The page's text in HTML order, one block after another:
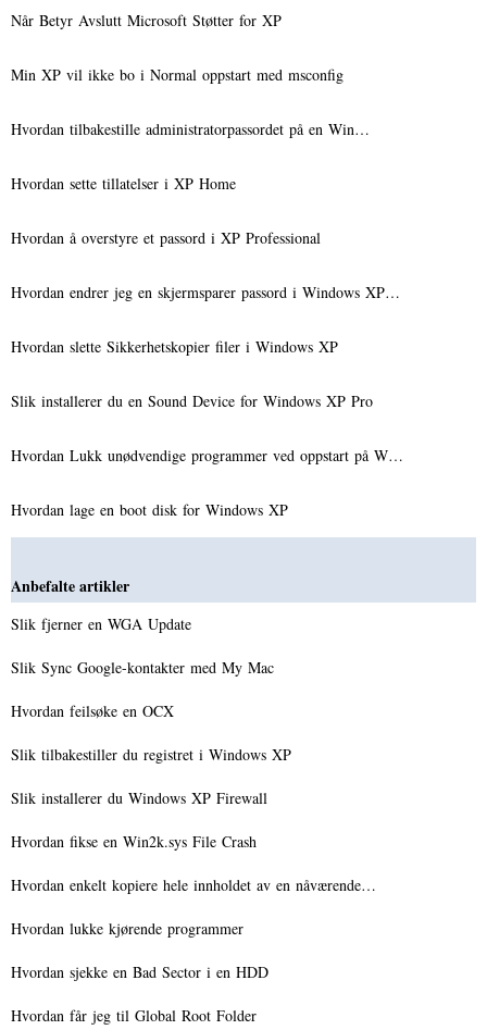
Når Betyr Avslutt Microsoft Støtter for XP
Min XP vil ikke bo i Normal oppstart med msconfig
Hvordan tilbakestille administratorpassordet på en Win…
Hvordan sette tillatelser i XP Home
Hvordan å overstyre et passord i XP Professional
Hvordan endrer jeg en skjermsparer passord i Windows XP…
Hvordan slette Sikkerhetskopier filer i Windows XP
Slik installerer du en Sound Device for Windows XP Pro
Hvordan Lukk unødvendige programmer ved oppstart på W…
Hvordan lage en boot disk for Windows XP
Anbefalte artikler
Slik fjerner en WGA Update
Slik Sync Google-kontakter med My Mac
Hvordan feilsøke en OCX
Slik tilbakestiller du registret i Windows XP
Slik installerer du Windows XP Firewall
Hvordan fikse en Win2k.sys File Crash
Hvordan enkelt kopiere hele innholdet av en nåværende…
Hvordan lukke kjørende programmer
Hvordan sjekke en Bad Sector i en HDD
Hvordan får jeg til Global Root Folder